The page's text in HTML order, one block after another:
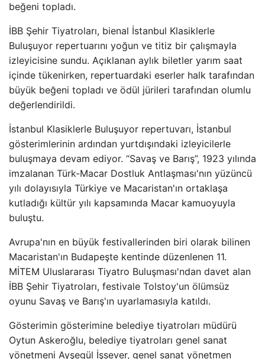
beğeni topladı.
İBB Şehir Tiyatroları, bienal İstanbul Klasiklerle
Buluşuyor repertuarını yoğun ve titiz bir çalışmayla
izleyicisine sundu. Açıklanan aylık biletler yarım saat
içinde tükenirken, repertuardaki eserler halk tarafından
büyük beğeni topladı ve ödül jürileri tarafından olumlu
değerlendirildi.
İstanbul Klasiklerle Buluşuyor repertuvarı, İstanbul
gösterimlerinin ardından yurtdışındaki izleyicilerle
buluşmaya devam ediyor. “Savaş ve Barış”, 1923 yılında
imzalanan Türk-Macar Dostluk Antlaşması'nın yüzüncü
yılı dolayısıyla Türkiye ve Macaristan'ın ortaklaşa
kutladığı kültür yılı kapsamında Macar kamuoyuyla
buluştu.
Avrupa'nın en büyük festivallerinden biri olarak bilinen
Macaristan'ın Budapeşte kentinde düzenlenen 11.
MİTEM Uluslararası Tiyatro Buluşması'ndan davet alan
İBB Şehir Tiyatroları, festivale Tolstoy'un ölümsüz
oyunu Savaş ve Barış'ın uyarlamasıyla katıldı.
Gösterimin gösterimine belediye tiyatroları müdürü
Oytun Askeroğlu, belediye tiyatroları genel sanat
yönetmeni Ayşegül İşsever, genel sanat yönetmen